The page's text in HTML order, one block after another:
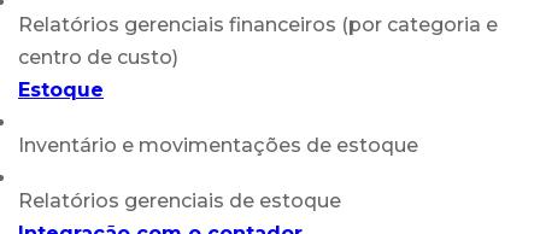
Relatórios gerenciais financeiros (por categoria e
centro de custo)
Estoque
Inventário e movimentações de estoque
Relatórios gerenciais de estoque